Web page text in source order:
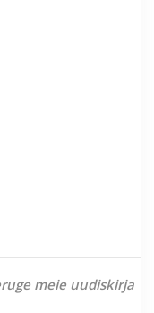
meie uudiskirja